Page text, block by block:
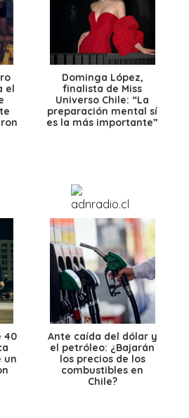
el
Dominga López,
finalista de Miss
Universo Chile: “La
preparación mental sí
es la más importante”
40
un
Ante caída del dólar y
el petróleo: ¿Bajarán
los precios de los
combustibles en
Chile?